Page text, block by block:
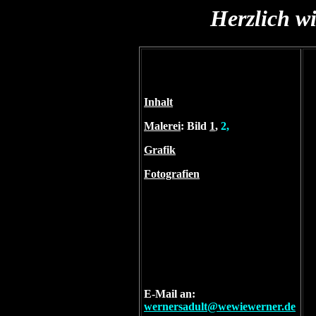
Herzlich
Inhalt
Malerei: Bild 1, 2,
Grafik
Fotografien
E-Mail an:
wernersadult@wewiewerner.de